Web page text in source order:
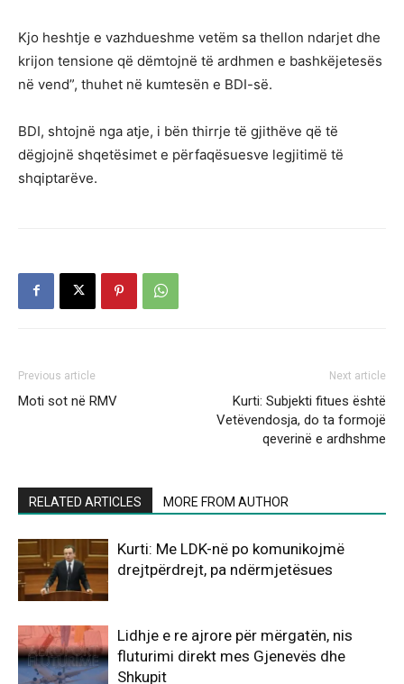
Kjo heshtje e vazhdueshme vetëm sa thellon ndarjet dhe
krijon tensione që dëmtojnë të ardhmen e bashkëjetesës
në vend”, thuhet në kumtesën e BDI-së.
BDI, shtojnë nga atje, i bën thirrje të gjithëve që të
dëgjojnë shqetësimet e përfaqësuesve legjitimë të
shqiptarëve.
Previous article
Moti sot në RMV
Next article
Kurti: Subjekti fitues është
Vetëvendosja, do ta formojë
qeverinë e ardhshme
RELATED ARTICLES MORE FROM AUTHOR
Kurti: Me LDK-në po komunikojmë
drejtpërdrejt, pa ndërmjetësues
Lidhje e re ajrore për mërgatën, nis
fluturimi direkt mes Gjenevës dhe
Shkupit